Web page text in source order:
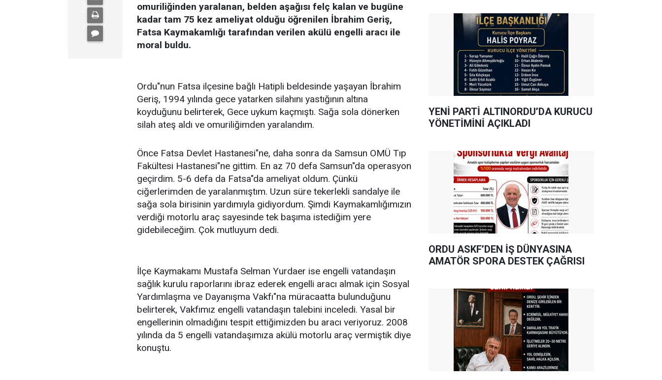
omuriliğinden yaralanan, belden aşağısı felç kalan ve bugüne
kadar tam 75 kez ameliyat olduğu öğrenilen İbrahim Geriş,
Fatsa Kaymakamlığı tarafından verilen akülü engelli aracı ile
moral buldu.
Ordu"nun Fatsa ilçesine bağlı Hatipli beldesinde yaşayan İbrahim
Geriş, 1994 yılında gece yatarken silahını yastığının altına
koyduğunu belirterek, Gece uykum kaçmıştı. Sağa sola dönerken
silah ateş aldı ve omuriliğimden yaralandım.
Önce Fatsa Devlet Hastanesi"ne, daha sonra da Samsun OMÜ Tıp
Fakültesi Hastanesi"ne gittim. En az 70 defa Samsun"da operasyon
geçirdim. 5-6 defa da Fatsa"da ameliyat oldum. Çünkü
ciğerlerimden de yaralanmıştım. Uzun süre tekerlekli sandalye ile
sağa sola birisinin yardımıyla gidiyordum. Şimdi Kaymakamlığımızın
verdiği motorlu araç sayesinde tek başıma istediğim yere
gidebileceğim. Çok mutluyum dedi.
İlçe Kaymakamı Mustafa Selman Yurdaer ise engelli vatandaşın
sağlık kurulu raporlarını ibraz ederek engelli aracı almak için Sosyal
Yardımlaşma ve Dayanışma Vakfı"na müracaatta bulunduğunu
belirterek, Vakfımız engelli vatandaşın talebini inceledi. Yasal bir
engellerinin olmadığını tespit ettiğimizden bu aracı veriyoruz. 2008
yılında da 5 engelli vatandaşımıza akülü motorlu araç vermiştik diye
konuştu.
YENİ PARTİ ALTINORDU’DA KURUCU
YÖNETİMİNİ AÇIKLADI
ORDU ASKF’DEN İŞ DÜNYASINA
AMATÖR SPORA DESTEK ÇAĞRISI